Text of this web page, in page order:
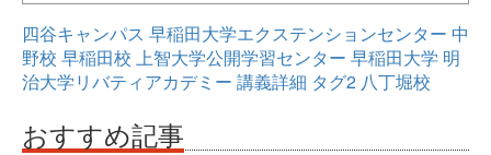
四谷キャンパス 早稲田大学エクステンションセンター 中
野校 早稲田校 上智大学公開学習センター 早稲田大学 明
治大学リバティアカデミー 講義詳細 タグ2 八丁堀校
おすすめ記事